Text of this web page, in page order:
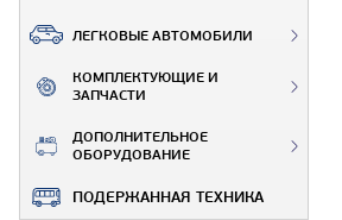
ЛЕГКОВЫЕ АВТОМОБИЛИ
КОМПЛЕКТУЮЩИЕ И
ЗАПЧАСТИ
ДОПОЛНИТЕЛЬНОЕ
ОБОРУДОВАНИЕ
ПОДЕРЖАННАЯ ТЕХНИКА